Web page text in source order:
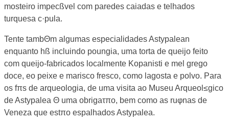
mosteiro impecßvel com paredes caiadas e telhados
turquesa c·pula.
Tente tambΘm algumas especialidades Astypalean
enquanto hß incluindo poungia, uma torta de queijo feito
com queijo-fabricados localmente Kopanisti e mel grego
doce, eo peixe e marisco fresco, como lagosta e polvo. Para
os fπs de arqueologia, de uma visita ao Museu Arqueol≤gico
de Astypalea Θ uma obrigaτπo, bem como as ruφnas de
Veneza que estπo espalhados Astypalea.